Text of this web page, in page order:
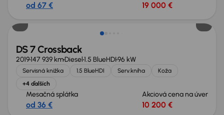
od 67 € 19 000 €
DS 7 Crossback
2019147 939 kmDiesel1.5 BlueHDI96 kW
Servisná knižka 1.5 BlueHDI Serv.kniha
Koža
+4 ďalších
Mesačná splátka
od 36 €
Akciová cena na úver
10 200 €